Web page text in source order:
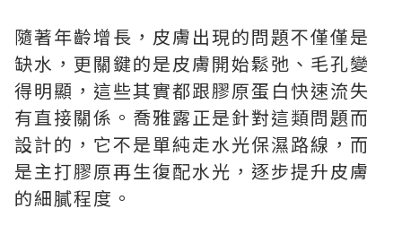
隨著年齡增長，皮膚出現的問題不僅僅是
缺水，更關鍵的是皮膚開始鬆弛、毛孔變
得明顯，這些其實都跟膠原蛋白快速流失
有直接關係。喬雅露正是針對這類問題而
設計的，它不是單純走水光保濕路線，而
是主打膠原再生復配水光，逐步提升皮膚
的細膩程度。